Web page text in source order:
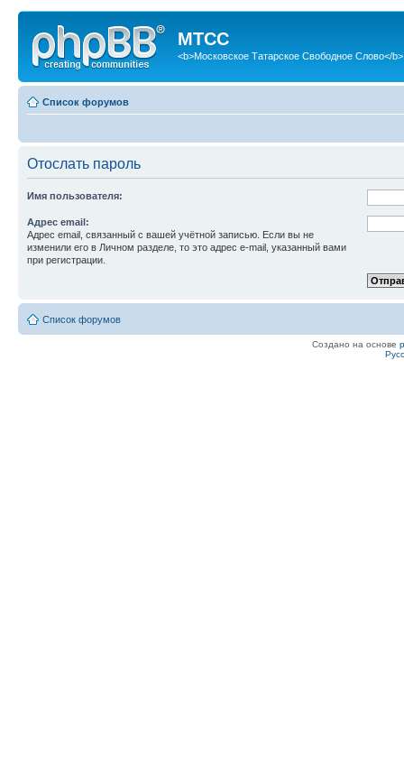
МТСС
<b>Московское Татарское Свободное Слово</b>
Список форумов
Отослать пароль
Имя пользователя:
Адрес email:
Адрес email, связанный с вашей учётной записью. Если вы не
изменили его в Личном разделе, то это адрес e-mail, указанный вами
при регистрации.
Список форумов
Создано на основе